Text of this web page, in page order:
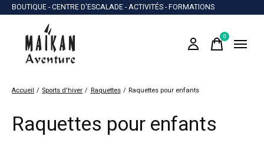
BOUTIQUE - CENTRE D'ESCALADE - ACTIVITÉS - FORMATIONS
0items
Accueil / Sports d'hiver / Raquettes / Raquettes pour enfants
Raquettes pour enfants